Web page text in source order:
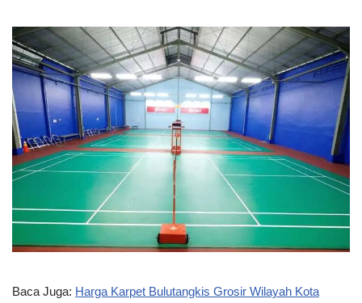
Baca Juga: Harga Karpet Bulutangkis Grosir Wilayah Kota